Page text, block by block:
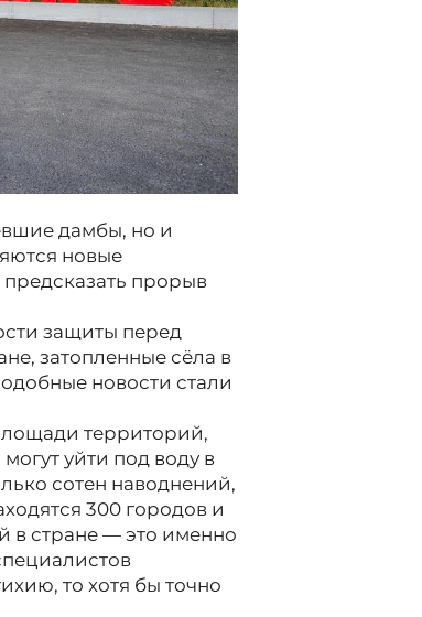
дамбы, но и
новые
прорыв
защиты перед
затопленные сёла в
новости стали
территорий,
уйти под воду в
сотен наводнений,
300 городов и
в стране — это именно
то хотя бы точно